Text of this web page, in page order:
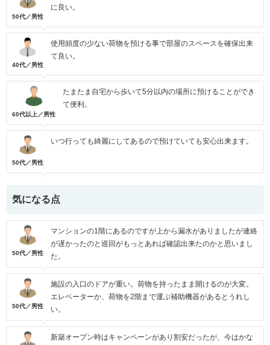
50代／男性
に良い。
40代／男性
使用頻度の少ない荷物を預ける事で部屋のスペースを確保出来
て良い。
60代以上／男性
たまたま自宅から歩いて5分以内の場所に預けることができ
て便利。
50代／男性
いつ行っても綺麗にしてあるので預けていても安心出来ます。
気になる点
50代／男性
マンションの1階にあるのですが上から漏水がありましたが連絡
が遅かったのと巡回がもっとあれば確認出来たのかと思いまし
た。
50代／男性
施設の入口のドアが重い。荷物を持ったまま開けるのが大変。
エレベーターか、荷物を2階まで運ぶ補助機器があるとうれし
い。
新築オープン時はキャンペーンがあり割安だったが、今はかな